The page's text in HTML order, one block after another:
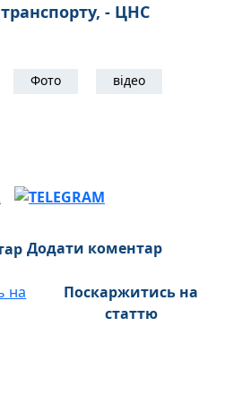
транспорту, - ЦНС
Фото
відео
Додати коментар
Поскаржитись на
статтю